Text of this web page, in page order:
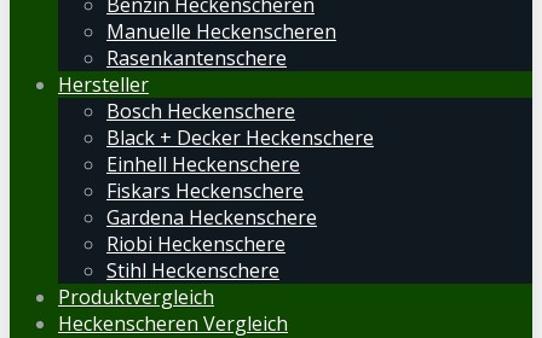
Manuelle Heckenscheren
Rasenkantenschere
Hersteller
Bosch Heckenschere
Black + Decker Heckenschere
Einhell Heckenschere
Fiskars Heckenschere
Gardena Heckenschere
Riobi Heckenschere
Stihl Heckenschere
Produktvergleich
Heckenscheren Vergleich